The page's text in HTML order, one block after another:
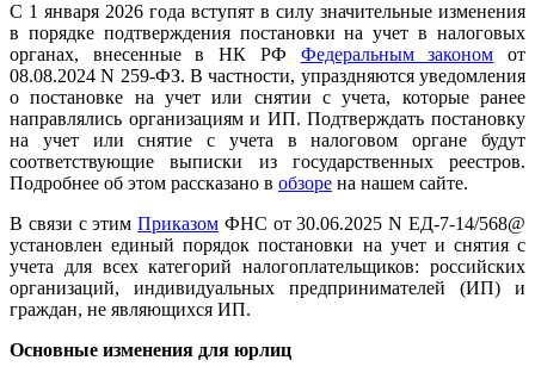
С 1 января 2026 года вступят в силу значительные изменения
в порядке подтверждения постановки на учет в налоговых
органах, внесенные в НК РФ Федеральным законом от
08.08.2024 N 259-ФЗ. В частности, упраздняются уведомления
о постановке на учет или снятии с учета, которые ранее
направлялись организациям и ИП. Подтверждать постановку
на учет или снятие с учета в налоговом органе будут
соответствующие выписки из государственных реестров.
Подробнее об этом рассказано в обзоре на нашем сайте.
В связи с этимПриказом ФНС от 30.06.2025 N ЕД-7-14/568@
установлен единый порядок постановки на учет и снятия с
учета для всех категорий налогоплательщиков: российских
организаций, индивидуальных предпринимателей (ИП) и
граждан, не являющихся ИП.
Основные изменения для юрлиц